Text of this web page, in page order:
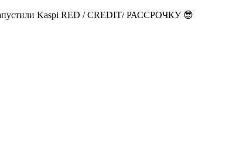
Kaspi RED / CREDIT/ РАССРОЧКУ 😎